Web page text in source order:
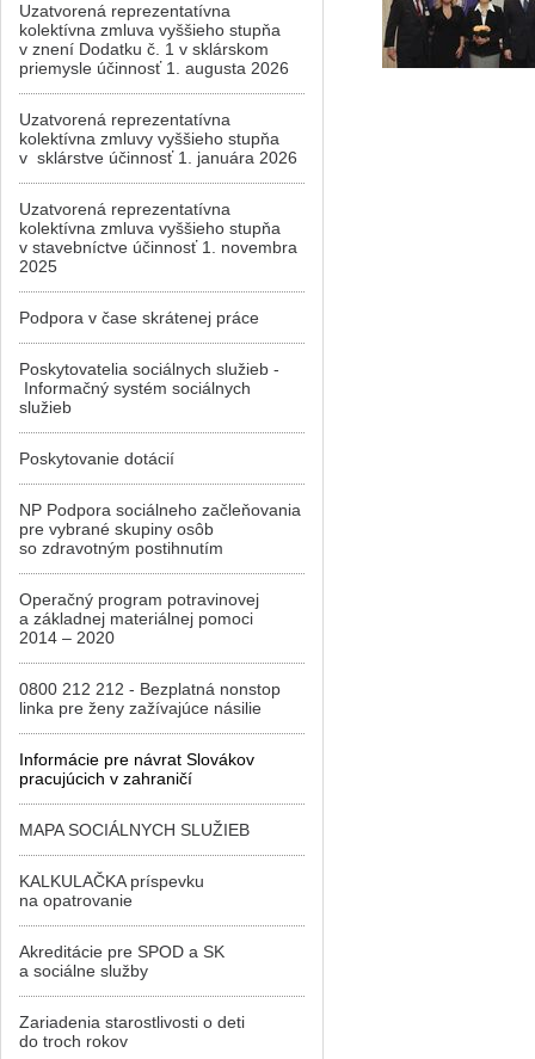
Uzatvorená reprezentatívna
kolektívna zmluva vyššieho stupňa
v znení Dodatku č. 1 v sklárskom
priemysle účinnosť 1. augusta 2026
Uzatvorená reprezentatívna
kolektívna zmluvy vyššieho stupňa
v sklárstve účinnosť 1. januára 2026
Uzatvorená reprezentatívna
kolektívna zmluva vyššieho stupňa
v stavebníctve účinnosť 1. novembra
2025
Podpora v čase skrátenej práce
Poskytovatelia sociálnych služieb -
Informačný systém sociálnych
služieb
Poskytovanie dotácií
NP Podpora sociálneho začleňovania
pre vybrané skupiny osôb
so zdravotným postihnutím
Operačný program potravinovej
a základnej materiálnej pomoci
2014 – 2020
0800 212 212 - Bezplatná nonstop
linka pre ženy zažívajúce násilie
Informácie pre návrat Slovákov
pracujúcich v zahraničí
MAPA SOCIÁLNYCH SLUŽIEB
KALKULAČKA príspevku
na opatrovanie
Akreditácie pre SPOD a SK
a sociálne služby
Zariadenia starostlivosti o deti
do troch rokov